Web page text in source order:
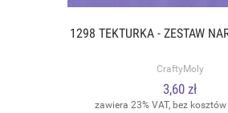
1298 TEKTURKA - ZESTAW
CraftyMoly
3,60 zł
zawiera 23% VAT, bez